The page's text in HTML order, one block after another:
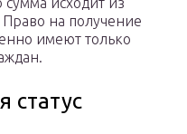
на получение
имеют только
статус